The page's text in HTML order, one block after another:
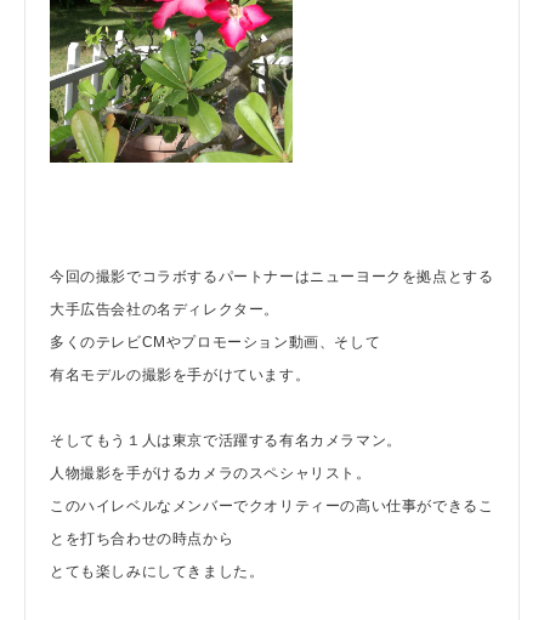
今回の撮影でコラボするパートナーはニューヨークを拠点とする
大手広告会社の名ディレクター。
多くのテレビCMやプロモーション動画、そして
有名モデルの撮影を手がけています。
そしてもう１人は東京で活躍する有名カメラマン。
人物撮影を手がけるカメラのスペシャリスト。
このハイレベルなメンバーでクオリティーの高い仕事ができるこ
とを打ち合わせの時点から
とても楽しみにしてきました。